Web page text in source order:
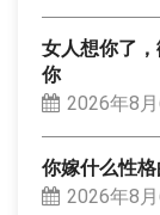
女人想你了
你
2026年8月
你嫁什么性
2026年8月